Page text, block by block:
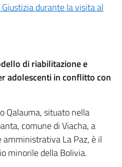
durante la visita al
di riabilitazione e
adolescenti in conflitto con
Qalauma, situato nella
comune di Viacha, a
amministrativa La Paz, è il
minorile della Bolivia.